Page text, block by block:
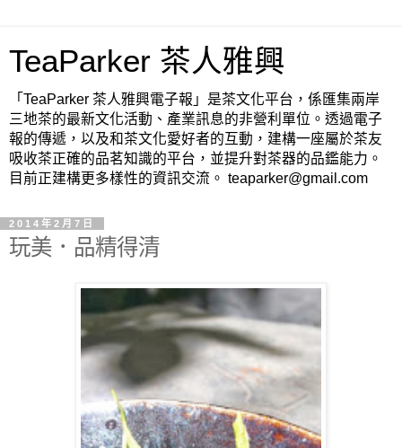
TeaParker 茶人雅興
「TeaParker 茶人雅興電子報」是茶文化平台，係匯集兩岸
三地茶的最新文化活動、產業訊息的非營利單位。透過電子
報的傳遞，以及和茶文化愛好者的互動，建構一座屬於茶友
吸收茶正確的品茗知識的平台，並提升對茶器的品鑑能力。
目前正建構更多樣性的資訊交流。 teaparker@gmail.com
2014年2月7日
玩美．品精得清